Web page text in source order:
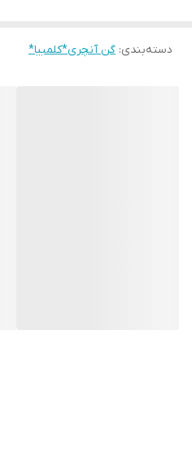
دسته‌بندی: گن آنچری*کلمبیا*